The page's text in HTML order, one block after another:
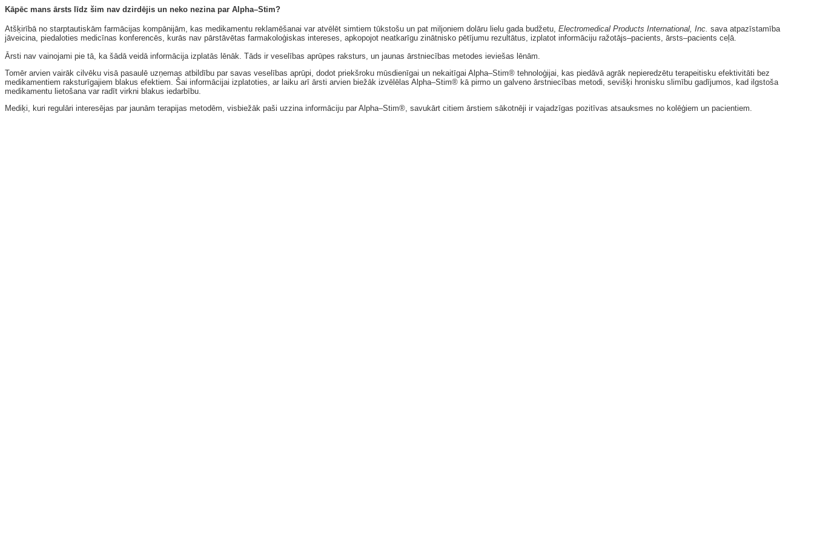
Kāpēc mans ārsts līdz šim nav dzirdējis un neko nezina par Alpha–Stim?
Atšķirībā no starptautiskām farmācijas kompānijām, kas medikamentu reklamēšanai var atvēlēt simtiem tūkstošu un pat miljoniem dolāru lielu gada budžetu, Electromedical Products International, Inc. sava atpazīstamība
jāveicina, piedaloties medicīnas konferencēs, kurās nav pārstāvētas farmakoloģiskas intereses, apkopojot neatkarīgu zinātnisko pētījumu rezultātus, izplatot informāciju ražotājs–pacients, ārsts–pacients ceļā.
Ārsti nav vainojami pie tā, ka šādā veidā informācija izplatās lēnāk. Tāds ir veselības aprūpes raksturs, un jaunas ārstniecības metodes ieviešas lēnām.
Tomēr arvien vairāk cilvēku visā pasaulē uzņemas atbildību par savas veselības aprūpi, dodot priekšroku mūsdienīgai un nekaitīgai Alpha–Stim® tehnoloģijai, kas piedāvā agrāk nepieredzētu terapeitisku efektivitāti bez
medikamentiem raksturīgajiem blakus efektiem. Šai informācijai izplatoties, ar laiku arī ārsti arvien biežāk izvēlēlas Alpha–Stim® kā pirmo un galveno ārstniecības metodi, sevišķi hronisku slimību gadījumos, kad ilgstoša
medikamentu lietošana var radīt virkni blakus iedarbību.
Mediķi, kuri regulāri interesējas par jaunām terapijas metodēm, visbiežāk paši uzzina informāciju par Alpha–Stim®, savukārt citiem ārstiem sākotnēji ir vajadzīgas pozitīvas atsauksmes no kolēģiem un pacientiem.